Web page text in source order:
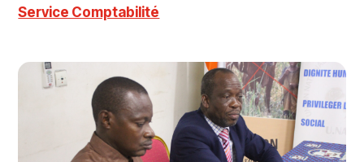
Service Comptabilité